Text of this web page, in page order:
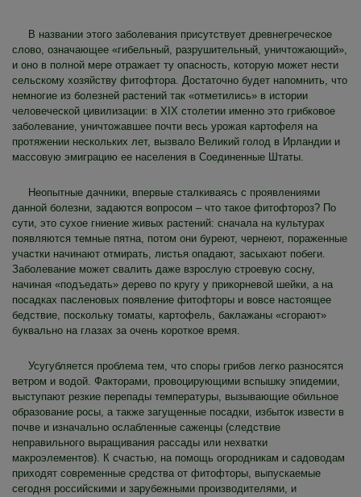
В названии этого заболевания присутствует древнегреческое
слово, означающее «гибельный, разрушительный, уничтожающий»,
и оно в полной мере отражает ту опасность, которую может нести
сельскому хозяйству фитофтора. Достаточно будет напомнить, что
немногие из болезней растений так «отметились» в истории
человеческой цивилизации: в XIX столетии именно это грибковое
заболевание, уничтожавшее почти весь урожая картофеля на
протяжении нескольких лет, вызвало Великий голод в Ирландии и
массовую эмиграцию ее населения в Соединенные Штаты.
Неопытные дачники, впервые сталкиваясь с проявлениями
данной болезни, задаются вопросом – что такое фитофтороз? По
сути, это сухое гниение живых растений: сначала на культурах
появляются темные пятна, потом они буреют, чернеют, пораженные
участки начинают отмирать, листья опадают, засыхают побеги.
Заболевание может свалить даже взрослую строевую сосну,
начиная «подъедать» дерево по кругу у прикорневой шейки, а на
посадках пасленовых появление фитофторы и вовсе настоящее
бедствие, поскольку томаты, картофель, баклажаны «сгорают»
буквально на глазах за очень короткое время.
Усугубляется проблема тем, что споры грибов легко разносятся
ветром и водой. Факторами, провоцирующими вспышку эпидемии,
выступают резкие перепады температуры, вызывающие обильное
образование росы, а также загущенные посадки, избыток извести в
почве и изначально ослабленные саженцы (следствие
неправильного выращивания рассады или нехватки
макроэлементов). К счастью, на помощь огородникам и садоводам
приходят современные средства от фитофторы, выпускаемые
сегодня российскими и зарубежными производителями, и